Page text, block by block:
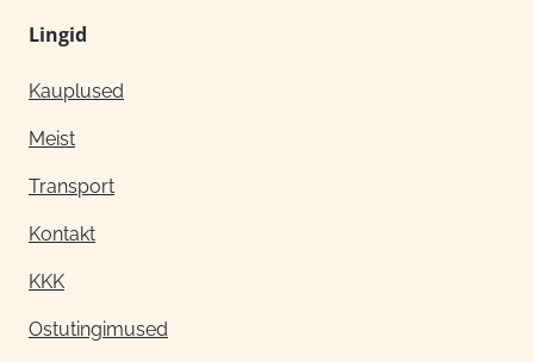
Lingid
Kauplused
Meist
Transport
Kontakt
KKK
Ostutingimused